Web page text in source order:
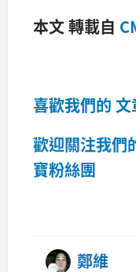
本文 轉載自
喜歡我們的 文
歡迎關注我
寶粉絲團
鄭維